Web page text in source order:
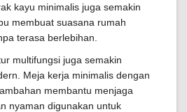
kayu minimalis juga semakin
membuat suasana rumah
terasa berlebihan.
multifungsi juga semakin
Meja kerja minimalis dengan
membantu menjaga
nyaman digunakan untuk